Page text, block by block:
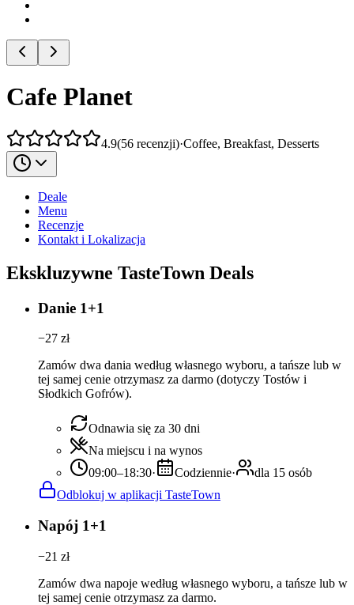
Cafe Planet
4.9(56 recenzji)·Coffee, Breakfast, Desserts
Deale
Menu
Recenzje
Kontakt i Lokalizacja
Ekskluzywne TasteTown Deals
Danie 1+1
−27 zł
Zamów dwa dania według własnego wyboru, a tańsze lub w
tej samej cenie otrzymasz za darmo (dotyczy Tostów i
Słodkich Gofrów).
Odnawia się za 30 dni
Na miejscu i na wynos
09:00–18:30· Codziennie·
dla 15 osób
Odblokuj w aplikacji TasteTown
Napój 1+1
−21 zł
Zamów dwa napoje według własnego wyboru, a tańsze lub w
tej samej cenie otrzymasz za darmo.